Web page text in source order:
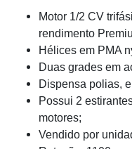
Motor 1/2 CV
rendimento
Hélices em PMA
Duas grades em
Dispensa polias,
Possui 2
motores;
Vendido por